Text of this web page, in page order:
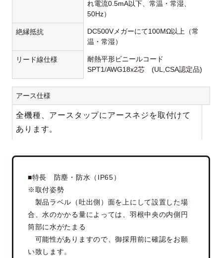
れ電流0.5mA以下、常温・常湿、
50Hz）
絶縁抵抗
DC500Vメガーにて100MΩ以上（常
温・常湿）
リード線仕様
耐熱平形ビニールコード
SPT1/AWG18x2芯 (UL,CSA認定品)
アース仕様
全機種、アースタップにアースネジを取付けて
あります。
■特長 防塵・防水（IP65）
※取付姿勢
製品ラベル（吐出側）面を上にして設置した場
合、水のかかる量によっては、羽根中央の内側円
筒部に水がたまる
可能性がありますので、御採用前に確認をお願
い致します。